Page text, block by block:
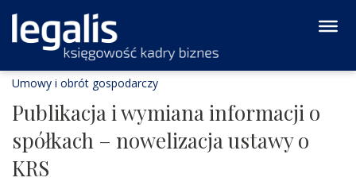
Umowy i obrót gospodarczy
Publikacja i wymiana informacji o
spółkach – nowelizacja ustawy o
KRS